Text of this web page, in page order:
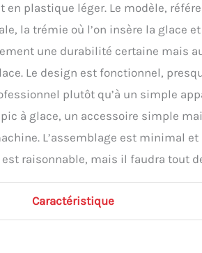
en plastique léger. Le modèle,
la trémie où l’on insère la glace
une durabilité certaine mais
Le design est fonctionnel,
plutôt qu’à un simple
à glace, un accessoire simple
L’assemblage est minimal
est raisonnable, mais il faudra tout
Caractéristique